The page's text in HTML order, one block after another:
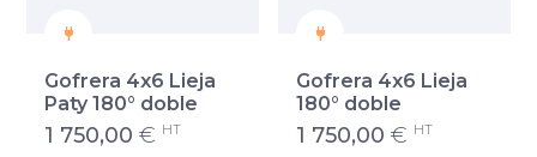
Gofrera 4x6 Lieja
Paty 180° doble
1 750,00 € HT
Gofrera 4x6 Lieja
180° doble
1 750,00 € HT